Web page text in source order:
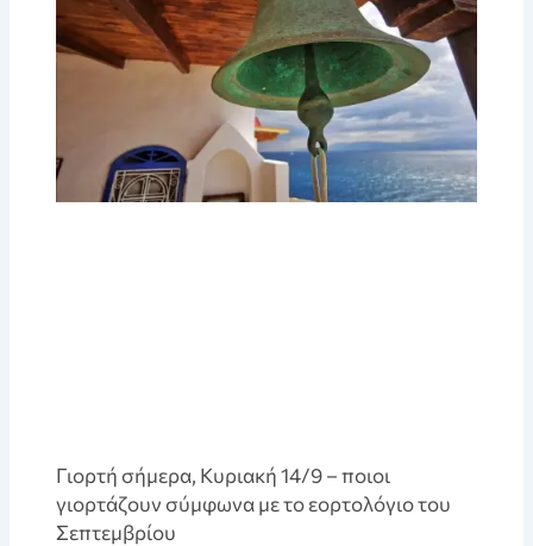
Γιορτή σήμερα, Κυριακή 14/9 – ποιοι
γιορτάζουν σύμφωνα με το εορτολόγιο του
Σεπτεμβρίου